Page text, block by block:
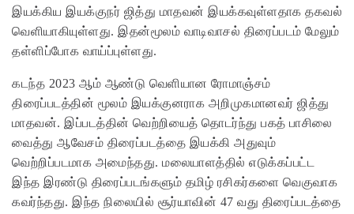
இயக்கிய இயக்குநர் ஜித்து மாதவன் இயக்கவுள்ளதாக தகவல்
வெளியாகியுள்ளது. இதன்மூலம் வாடிவாசல் திரைப்படம் மேலும்
தள்ளிப்போக வாய்ப்புள்ளது.
கடந்த 2023 ஆம் ஆண்டு வெளியான ரோமாஞ்சம்
திரைப்படத்தின் மூலம் இயக்குனராக அறிமுகமானவர் ஜித்து
மாதவன். இப்படத்தின் வெற்றியைத் தொடர்ந்து பகத் பாசிலை
வைத்து ஆவேசம் திரைப்படத்தை இயக்கி அதுவும்
வெற்றிப்படமாக அமைந்தது. மலையாளத்தில் எடுக்கப்பட்ட
இந்த இரண்டு திரைப்படங்களும் தமிழ் ரசிகர்களை வெகுவாக
கவர்ந்தது. இந்த நிலையில் சூர்யாவின் 47 வது திரைப்படத்தை